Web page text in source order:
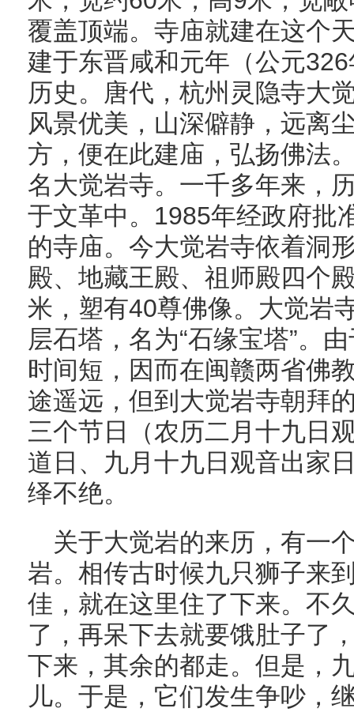
覆盖顶端。寺庙就建在这个
建于东晋咸和元年（公元
历史。唐代，杭州灵隐寺大
风景优美，山深僻静，远离
方，便在此建庙，弘扬佛法
名大觉岩寺。一千多年来，
于文革中。1985年经政府批
的寺庙。今大觉岩寺依着洞
殿、地藏王殿、祖师殿四个
米，塑有40尊佛像。大觉岩
层石塔，名为“石缘宝塔”。
时间短，因而在闽赣两省佛
途遥远，但到大觉岩寺朝拜
三个节日（农历二月十九日
道日、九月十九日观音出家
绎不绝。
关于大觉岩的来历，有一
岩。相传古时候九只狮子来
佳，就在这里住了下来。不
了，再呆下去就要饿肚子了
下来，其余的都走。但是，
儿。于是，它们发生争吵，